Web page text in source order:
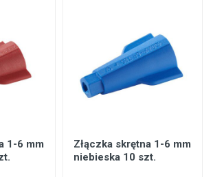
1-6 mm
Złączka skrętna 1-6 mm
niebieska 10 szt.